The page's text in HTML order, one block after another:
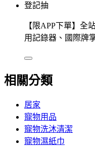
登記抽
【限APP下單】全
用記錄器、國際牌
相關分類
居家
寵物用品
寵物洗沐清潔
寵物濕紙巾